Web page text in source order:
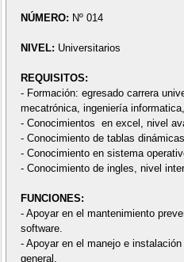
NÚMERO: Nº 014
NIVEL: Universitarios
REQUISITOS:
- Formación: egresado carrera
mecatrónica, ingeniería
- Conocimientos en excel, nivel
- Conocimiento de tablas
- Conocimiento en sistema
- Conocimiento de ingles, nivel
FUNCIONES:
- Apoyar en el mantenimiento
software.
- Apoyar en el manejo e
general.